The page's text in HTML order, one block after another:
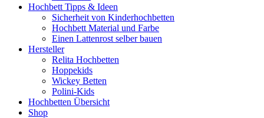
Hochbett Tipps & Ideen
Sicherheit von Kinderhochbetten
Hochbett Material und Farbe
Einen Lattenrost selber bauen
Hersteller
Relita Hochbetten
Hoppekids
Wickey Betten
Polini-Kids
Hochbetten Übersicht
Shop